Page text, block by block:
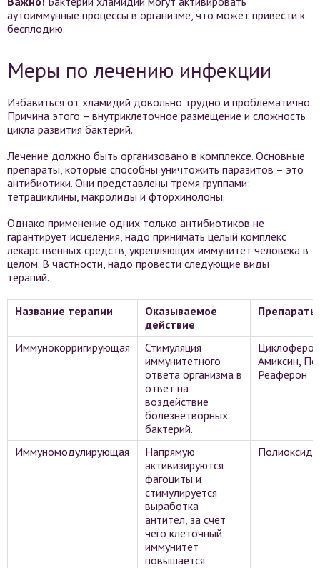
аутоиммунные процессы в организме, что может привести к
бесплодию.
Меры по лечению инфекции
Избавиться от хламидий довольно трудно и проблематично.
Причина этого – внутриклеточное размещение и сложность
цикла развития бактерий.
Лечение должно быть организовано в комплексе. Основные
препараты, которые способны уничтожить паразитов – это
антибиотики. Они представлены тремя группами:
тетрациклины, макролиды и фторхинолоны.
Однако применение одних только антибиотиков не
гарантирует исцеления, надо принимать целый комплекс
лекарственных средств, укрепляющих иммунитет человека в
целом. В частности, надо провести следующие виды
терапий.
Название терапии
Оказываемое
действие
Препараты
Иммунокорригирующая
Стимуляция
иммунитетного
ответа организма в
ответ на
воздействие
болезнетворных
бактерий.
Амиксин,
Реаферон
Иммуномодулирующая
Напрямую
активизируются
фагоциты и
стимулируется
выработка
антител, за счет
чего клеточный
иммунитет
повышается.